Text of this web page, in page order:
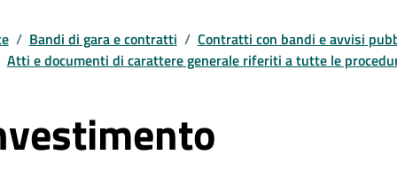
/ Bandi di gara e contratti / Contratti con bandi e avvisi
Atti e documenti di carattere generale riferiti a tutte le